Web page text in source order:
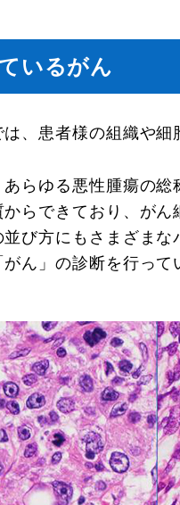
いるがん
、患者様の組織や細
あらゆる悪性腫瘍の
からできており、が
並び方にもさまざま
ん」の診断を行って